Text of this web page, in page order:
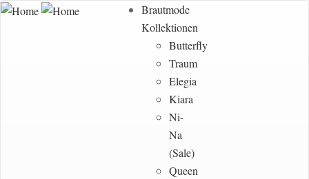
Brautmode
Kollektionen
Butterfly
Traum
Elegia
Kiara
Ni-
Na
(Sale)
Queen